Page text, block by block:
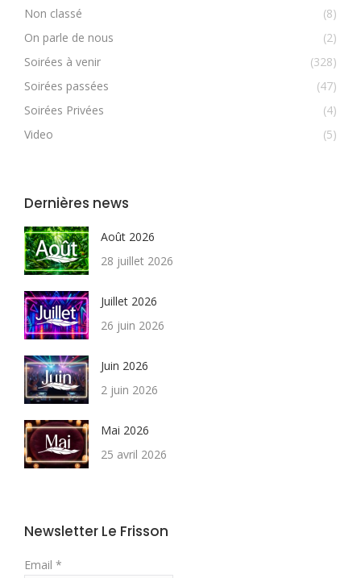
Non classé
(8)
On parle de nous
(2)
Soirées à venir
(328)
Soirées passées
(47)
Soirées Privées
(4)
Video
(5)
Dernières news
Août 2026
28 juillet 2026
Juillet 2026
26 juin 2026
Juin 2026
2 juin 2026
Mai 2026
25 avril 2026
Newsletter Le Frisson
Email *